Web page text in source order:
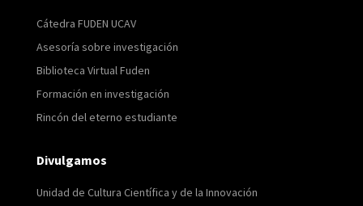
Cátedra FUDEN UCAV
Asesoría sobre investigación
Biblioteca Virtual Fuden
Formación en investigación
Rincón del eterno estudiante
Divulgamos
Unidad de Cultura Científica y de la Innovación